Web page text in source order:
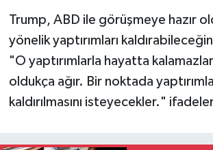
Trump, ABD ile görüşmeye hazır
yönelik yaptırımları
"O yaptırımlarla hayatta
oldukça ağır. Bir noktada
kaldırılmasını isteyecekler."